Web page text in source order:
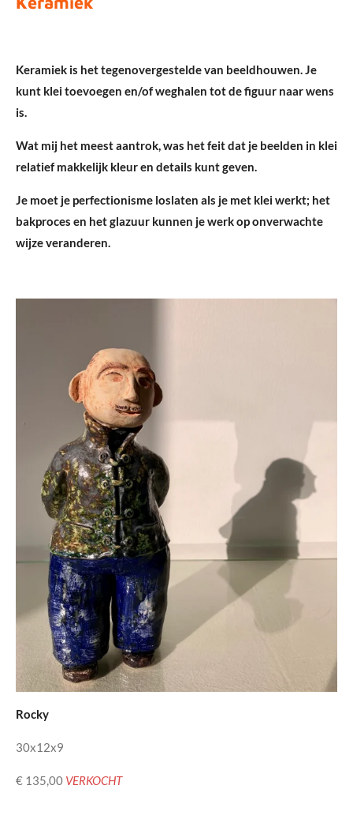
Keramiek is het tegenovergestelde van beeldhouwen. Je
kunt klei toevoegen en/of weghalen tot de figuur naar wens
is.
Wat mij het meest aantrok, was het feit dat je beelden in klei
relatief makkelijk kleur en details kunt geven.
Je moet je perfectionisme loslaten als je met klei werkt; het
bakproces en het glazuur kunnen je werk op onverwachte
wijze veranderen.
Rocky
30x12x9
€ 135,00 VERKOCHT